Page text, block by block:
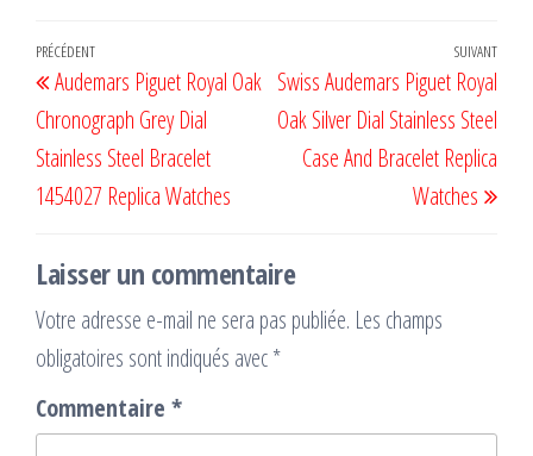
Navigation
de
l’article
Article
précédent
PRÉCÉDENT
Audemars Piguet Royal Oak
Chronograph Grey Dial
Stainless Steel Bracelet
1454027 Replica Watches
SUIVANT
Swiss Audemars Piguet Royal
Oak Silver Dial Stainless Steel
Case And Bracelet Replica
Watches
Laisser un commentaire
Votre adresse e-mail ne sera pas publiée. Les champs
obligatoires sont indiqués avec*
Commentaire *